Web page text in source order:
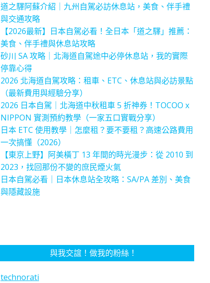
道之驛阿蘇介紹｜九州自駕必訪休息站，美食、伴手禮
與交通攻略
【2026最新】日本自駕必看！全日本「道之驛」推薦：
美食、伴手禮與休息站攻略
砂川 SA 攻略｜北海道自駕途中必停休息站，我的實際
停靠心得
2026 北海道自駕攻略：租車、ETC、休息站與必訪景點
（最新費用與經驗分享）
2026 日本自駕｜北海道中秋租車 5 折神券！TOCOO x
NIPPON 實測預約教學（一家五口實戰分享）
日本 ETC 使用教學｜怎麼租？要不要租？高速公路費用
一次搞懂（2026）
【東京上野】阿美橫丁 13 年間的時光漫步：從 2010 到
2023，找回那份不變的庶民煙火氣
日本自駕必看｜日本休息站全攻略：SA/PA 差別、美食
與隱藏設施
與我交誼！做我的粉絲！
technorati